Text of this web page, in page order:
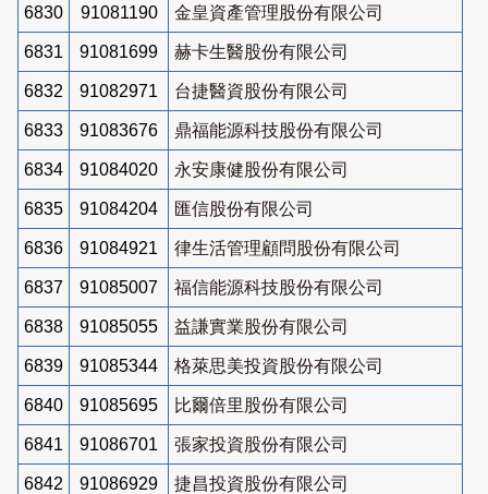
6830 91081190 金皇資產管理股份有限公司
6831 91081699 赫卡生醫股份有限公司
6832 91082971 台捷醫資股份有限公司
6833 91083676 鼎福能源科技股份有限公司
6834 91084020 永安康健股份有限公司
6835 91084204 匯信股份有限公司
6836 91084921 律生活管理顧問股份有限公司
6837 91085007 福信能源科技股份有限公司
6838 91085055 益謙實業股份有限公司
6839 91085344 格萊思美投資股份有限公司
6840 91085695 比爾倍里股份有限公司
6841 91086701 張家投資股份有限公司
6842 91086929 捷昌投資股份有限公司